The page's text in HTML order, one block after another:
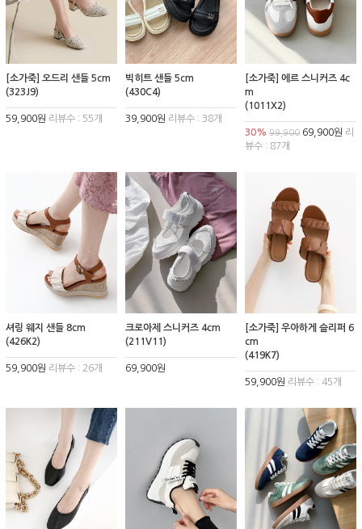
[소가죽] 오드리 샌들 5cm
(323J9)
59,900원 리뷰수 : 55개
빅히트 샌들 5cm
(430C4)
39,900원 리뷰수 : 38개
[소가죽] 에르 스니커즈 4c
m
(1011X2)
30% 99,90069,900원 리
뷰수 : 87개
셔링 웨지 샌들 8cm
(426K2)
59,900원 리뷰수 : 26개
크로아제 스니커즈 4cm
(211V11)
69,900원
[소가죽] 우아하게 슬리퍼 6
cm
(419K7)
59,900원 리뷰수 : 45개